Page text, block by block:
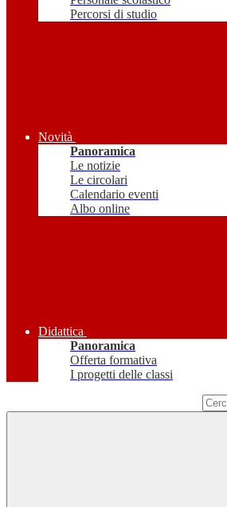
Percorsi di studio
Novità
Panoramica
Le notizie
Le circolari
Calendario eventi
Albo online
Didattica
Panoramica
Offerta formativa
I progetti delle classi